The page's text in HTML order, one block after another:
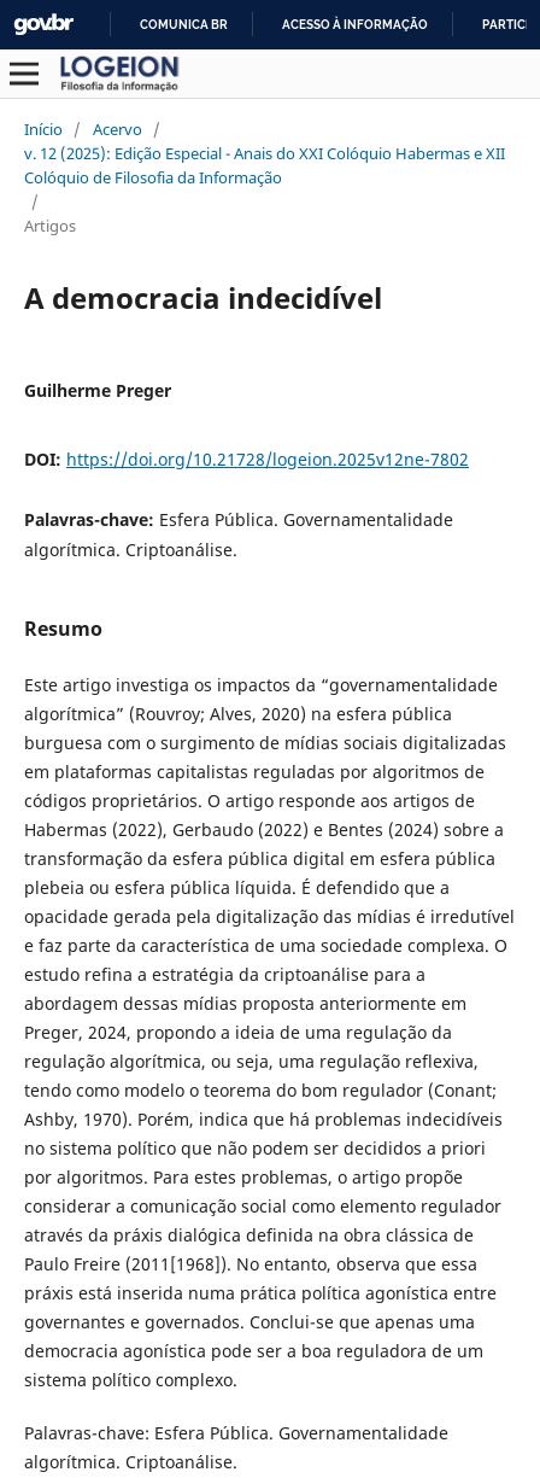
COMUNICA BR ACESSO À INFORMAÇÃO
Início / Acervo /
v. 12 (2025): Edição Especial - Anais do XXI Colóquio Habermas e XII
Colóquio de Filosofia da Informação
/
Artigos
A democracia indecidível
Guilherme Preger
DOI: https://doi.org/10.21728/logeion.2025v12ne-7802
Palavras-chave: Esfera Pública. Governamentalidade
algorítmica. Criptoanálise.
Resumo
Este artigo investiga os impactos da “governamentalidade
algorítmica” (Rouvroy; Alves, 2020) na esfera pública
burguesa com o surgimento de mídias sociais digitalizadas
em plataformas capitalistas reguladas por algoritmos de
códigos proprietários. O artigo responde aos artigos de
Habermas (2022), Gerbaudo (2022) e Bentes (2024) sobre a
transformação da esfera pública digital em esfera pública
plebeia ou esfera pública líquida. É defendido que a
opacidade gerada pela digitalização das mídias é irredutível
e faz parte da característica de uma sociedade complexa. O
estudo refina a estratégia da criptoanálise para a
abordagem dessas mídias proposta anteriormente em
Preger, 2024, propondo a ideia de uma regulação da
regulação algorítmica, ou seja, uma regulação reflexiva,
tendo como modelo o teorema do bom regulador (Conant;
Ashby, 1970). Porém, indica que há problemas indecidíveis
no sistema político que não podem ser decididos a priori
por algoritmos. Para estes problemas, o artigo propõe
considerar a comunicação social como elemento regulador
através da práxis dialógica definida na obra clássica de
Paulo Freire (2011[1968]). No entanto, observa que essa
práxis está inserida numa prática política agonística entre
governantes e governados. Conclui-se que apenas uma
democracia agonística pode ser a boa reguladora de um
sistema político complexo.
Palavras-chave: Esfera Pública. Governamentalidade
algorítmica. Criptoanálise.